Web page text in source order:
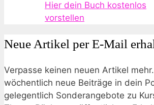
Hier dein Buch kostenlos
vorstellen
Neue Artikel per E-Mail
Verpasse keinen neuen Artikel
wöchentlich neue Beiträge in dein
gelegentlich Sonderangebote zu